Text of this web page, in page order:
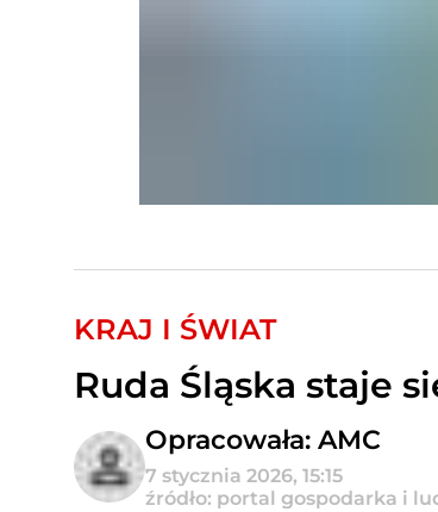
KRAJ I ŚWIAT
Ruda Śląska staje
Opracowała: AMC
7 stycznia 2026, 15:15
źródło: portal gospodarka i